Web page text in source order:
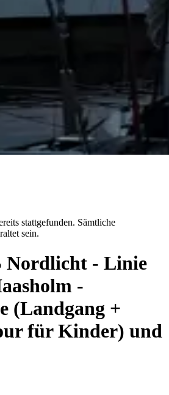
stattgefunden. Sämtliche
sein.
Nordlicht - Linie
-
(Landgang +
für Kinder) und